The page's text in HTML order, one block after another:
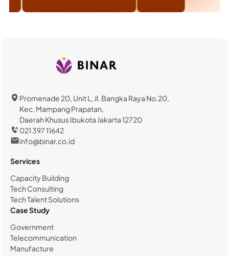
Promenade 20, Unit L, Jl. Bangka Raya No.20,
Kec. Mampang Prapatan,
Daerah Khusus Ibukota Jakarta 12720
021 397 11642
info@binar.co.id
Services
Capacity Building
Tech Consulting
Tech Talent Solutions
Case Study
Government
Telecommunication
Manufacture